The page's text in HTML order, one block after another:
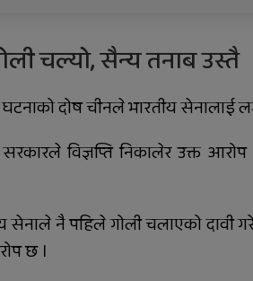
सडक दुर्घटनामा श्रीमान्
गुमाएकी महिलालाई कुमारी
बैंक गढवाद्वारा १० लाख रुपैयाँ
बीमा दाबी भुक्तानी
कालोपत्रे
चल्यो, सैन्य तनाब उस्तै
घटनाको दोष चीनले भारतीय सेनालाई
विज्ञप्ति निकालेर उक्त
सेनाले नै पहिले गोली चलाएको दावी
छ ।